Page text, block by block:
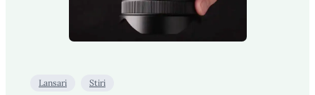
Lansari Stiri